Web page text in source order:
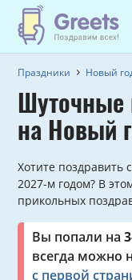
Праздники Новый
Шуточные
на Новый
Хотите поздравить
2027-м годом? В
прикольных
Вы попали на
всегда можно
с первой